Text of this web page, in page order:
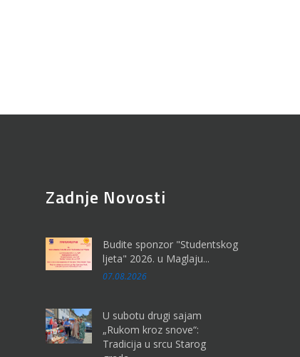
Zadnje Novosti
Budite sponzor "Studentskog
ljeta" 2026. u Maglaju...
07.08.2026
U subotu drugi sajam
„Rukom kroz snove“:
Tradicija u srcu Starog